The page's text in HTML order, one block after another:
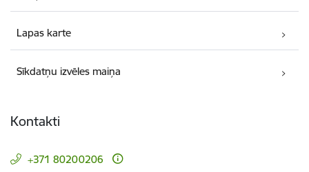
Lapas karte
Sīkdatņu izvēles maiņa
Kontakti
+371 80200206